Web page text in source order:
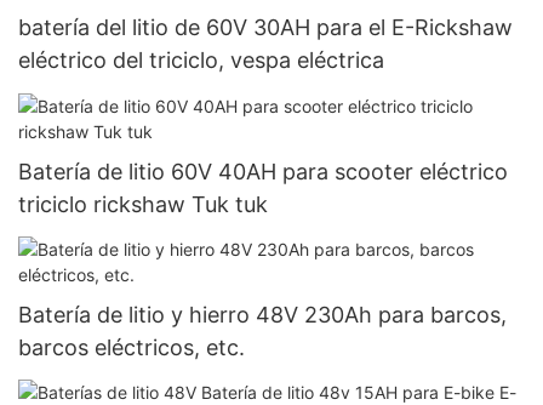
batería del litio de 60V 30AH para el E-Rickshaw
eléctrico del triciclo, vespa eléctrica
Batería de litio 60V 40AH para scooter eléctrico
triciclo rickshaw Tuk tuk
Batería de litio y hierro 48V 230Ah para barcos,
barcos eléctricos, etc.